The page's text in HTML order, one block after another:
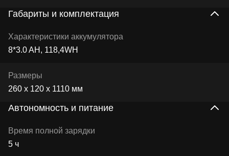
Габариты и комплектация
Характеристики аккумулятора
8*3.0 AH, 118,4WH
Размеры
260 х 120 х 1110 мм
Автономность и питание
Время полной зарядки
5 ч